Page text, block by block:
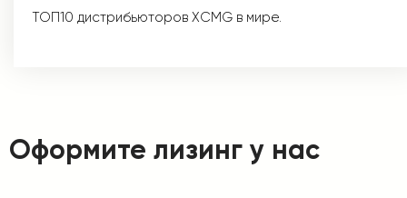
ТОП10 дистрибьюторов XCMG в мире.
Оформите лизинг у нас